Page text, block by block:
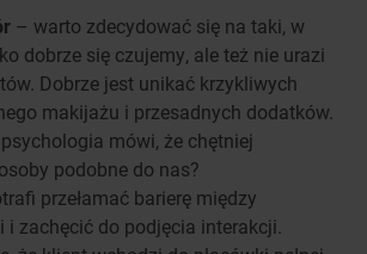
– warto zdecydować się na taki, w
dobrze się czujemy, ale też nie urazi
Dobrze jest unikać krzykliwych
makijażu i przesadnych dodatków.
mówi, że chętniej
podobne do nas?
przełamać barierę między
i zachęcić do podjęcia interakcji.